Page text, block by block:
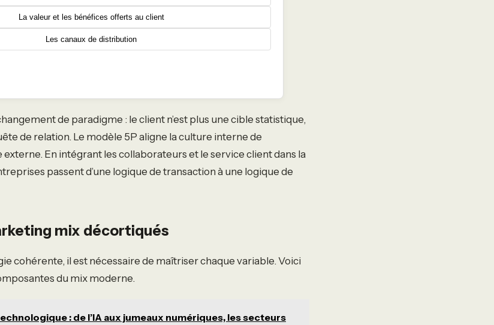
La valeur et les bénéfices offerts au client
Les canaux de distribution
de paradigme : le client n’est plus une cible statistique,
de relation. Le modèle 5P aligne la culture interne de
externe. En intégrant les collaborateurs et le service client dans la
passent d’une logique de transaction à une logique de
mix décortiqués
cohérente, il est nécessaire de maîtriser chaque variable. Voici
du mix moderne.
: de l’IA aux jumeaux numériques, les secteurs